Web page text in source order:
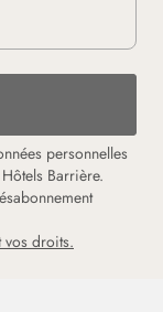
personnelles
Barrière.
vos droits.